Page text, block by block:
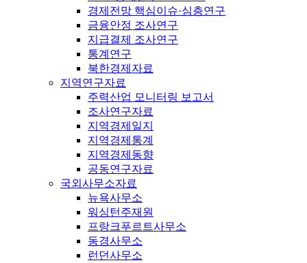
경제전망 핵심이슈·심층연구
금융안정 조사연구
지급결제 조사연구
통계연구
북한경제자료
지역연구자료
주력산업 모니터링 보고서
조사연구자료
지역경제일지
지역경제통계
지역경제동향
공동연구자료
국외사무소자료
뉴욕사무소
워싱턴주재원
프랑크푸르트사무소
동경사무소
런던사무소